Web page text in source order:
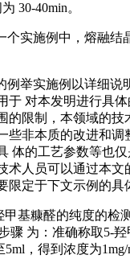
30‑40min。
个实施例中，熔融结
例举实施例以详细说
于 对本发明进行具
的限制，本领域的技
些非本质的改进和调
体的工艺参数等也
术人员可以通过本文
限定于下文示例的具
甲基糠醛的纯度的检
骤 为：准确称取5‑
5ml，得到浓度为